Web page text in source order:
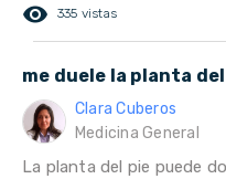
remove_red_eye 335 vistas
me duele la planta
Clara Cuberos
Medicina General
La planta del pie puede